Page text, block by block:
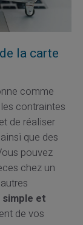
la carte
comme
contraintes
de réaliser
que des
pouvez
chez un
simple et
de vos